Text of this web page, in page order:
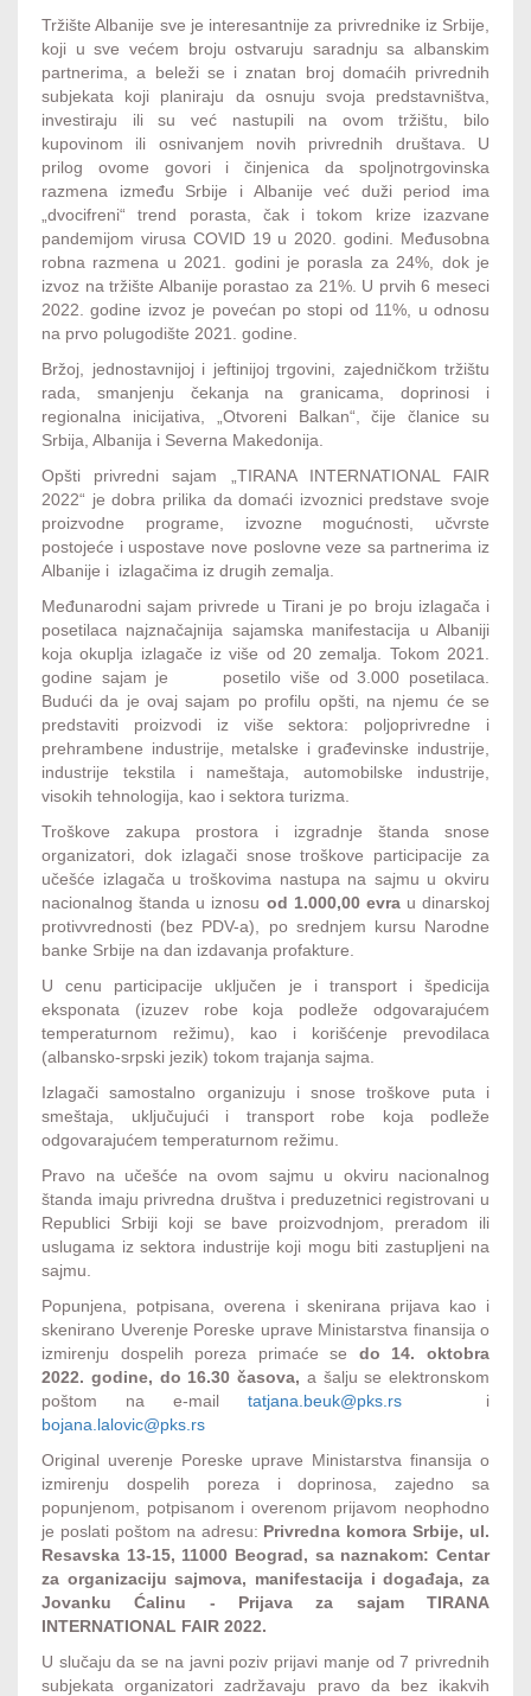
Tržište Albanije sve je interesantnije za privrednike iz Srbije,
koji u sve većem broju ostvaruju saradnju sa albanskim
partnerima, a beleži se i znatan broj domaćih privrednih
subjekata koji planiraju da osnuju svoja predstavništva,
investiraju ili su već nastupili na ovom tržištu, bilo
kupovinom ili osnivanjem novih privrednih društava. U
prilog ovome govori i činjenica da spoljnotrgovinska
razmena između Srbije i Albanije već duži period ima
„dvocifreni“ trend porasta, čak i tokom krize izazvane
pandemijom virusa COVID 19 u 2020. godini. Međusobna
robna razmena u 2021. godini je porasla za 24%, dok je
izvoz na tržište Albanije porastao za 21%. U prvih 6 meseci
2022. godine izvoz je povećan po stopi od 11%, u odnosu
na prvo polugodište 2021. godine.
Bržoj, jednostavnijoj i jeftinijoj trgovini, zajedničkom tržištu
rada, smanjenju čekanja na granicama, doprinosi i
regionalna inicijativa, „Otvoreni Balkan“, čije članice su
Srbija, Albanija i Severna Makedonija.
Opšti privredni sajam „TIRANA INTERNATIONAL FAIR
2022“ je dobra prilika da domaći izvoznici predstave svoje
proizvodne programe, izvozne mogućnosti, učvrste
postojeće i uspostave nove poslovne veze sa partnerima iz
Albanije i izlagačima iz drugih zemalja.
Međunarodni sajam privrede u Tirani je po broju izlagača i
posetilaca najznačajnija sajamska manifestacija u Albaniji
koja okuplja izlagače iz više od 20 zemalja. Tokom 2021.
godine sajam je posetilo više od 3.000 posetilaca.
Budući da je ovaj sajam po profilu opšti, na njemu će se
predstaviti proizvodi iz više sektora: poljoprivredne i
prehrambene industrije, metalske i građevinske industrije,
industrije tekstila i nameštaja, automobilske industrije,
visokih tehnologija, kao i sektora turizma.
Troškove zakupa prostora i izgradnje štanda snose
organizatori, dok izlagači snose troškove participacije za
učešće izlagača u troškovima nastupa na sajmu u okviru
nacionalnog štanda u iznosu od 1.000,00 evrau dinarskoj
protivvrednosti (bez PDV-a), po srednjem kursu Narodne
banke Srbije na dan izdavanja profakture.
U cenu participacije uključen je i transport i špedicija
eksponata (izuzev robe koja podleže odgovarajućem
temperaturnom režimu), kao i korišćenje prevodilaca
(albansko-srpski jezik) tokom trajanja sajma.
Izlagači samostalno organizuju i snose troškove puta i
smeštaja, uključujući i transport robe koja podleže
odgovarajućem temperaturnom režimu.
Pravo na učešće na ovom sajmu u okviru nacionalnog
štanda imaju privredna društva i preduzetnici registrovani u
Republici Srbiji koji se bave proizvodnjom, preradom ili
uslugama iz sektora industrije koji mogu biti zastupljeni na
sajmu.
Popunjena, potpisana, overena i skenirana prijava kao i
skenirano Uverenje Poreske uprave Ministarstva finansija o
izmirenju dospelih poreza primaće se do 14. oktobra
2022. godine, do 16.30 časova, a šalju se elektronskom
poštom na e-mail tatjana.beuk@pks.rsi
bojana.lalovic@pks.rs
Original uverenje Poreske uprave Ministarstva finansija o
izmirenju dospelih poreza i doprinosa, zajedno sa
popunjenom, potpisanom i overenom prijavom neophodno
je poslati poštom na adresu: Privredna komora Srbije, ul.
Resavska 13-15, 11000 Beograd, sa naznakom: Centar
za organizaciju sajmova, manifestacija i događaja, za
Jovanku Ćalinu - Prijava za sajam TIRANA
INTERNATIONAL FAIR 2022.
U slučaju da se na javni poziv prijavi manje od 7 privrednih
subjekata organizatori zadržavaju pravo da bez ikakvih